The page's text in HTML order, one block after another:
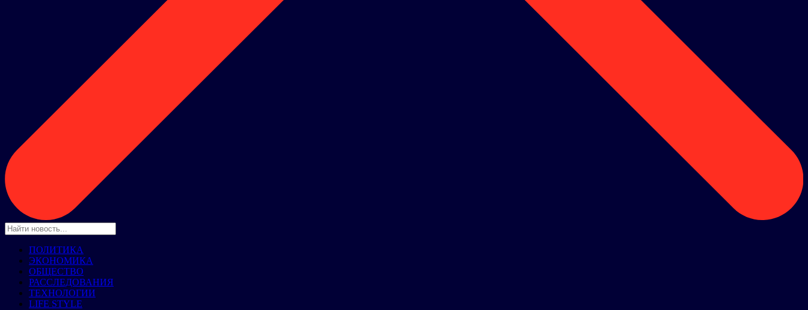
ПОЛИТИКА
ЭКОНОМИКА
ОБЩЕСТВО
РАССЛЕДОВАНИЯ
ТЕХНОЛОГИИ
LIFE STYLE